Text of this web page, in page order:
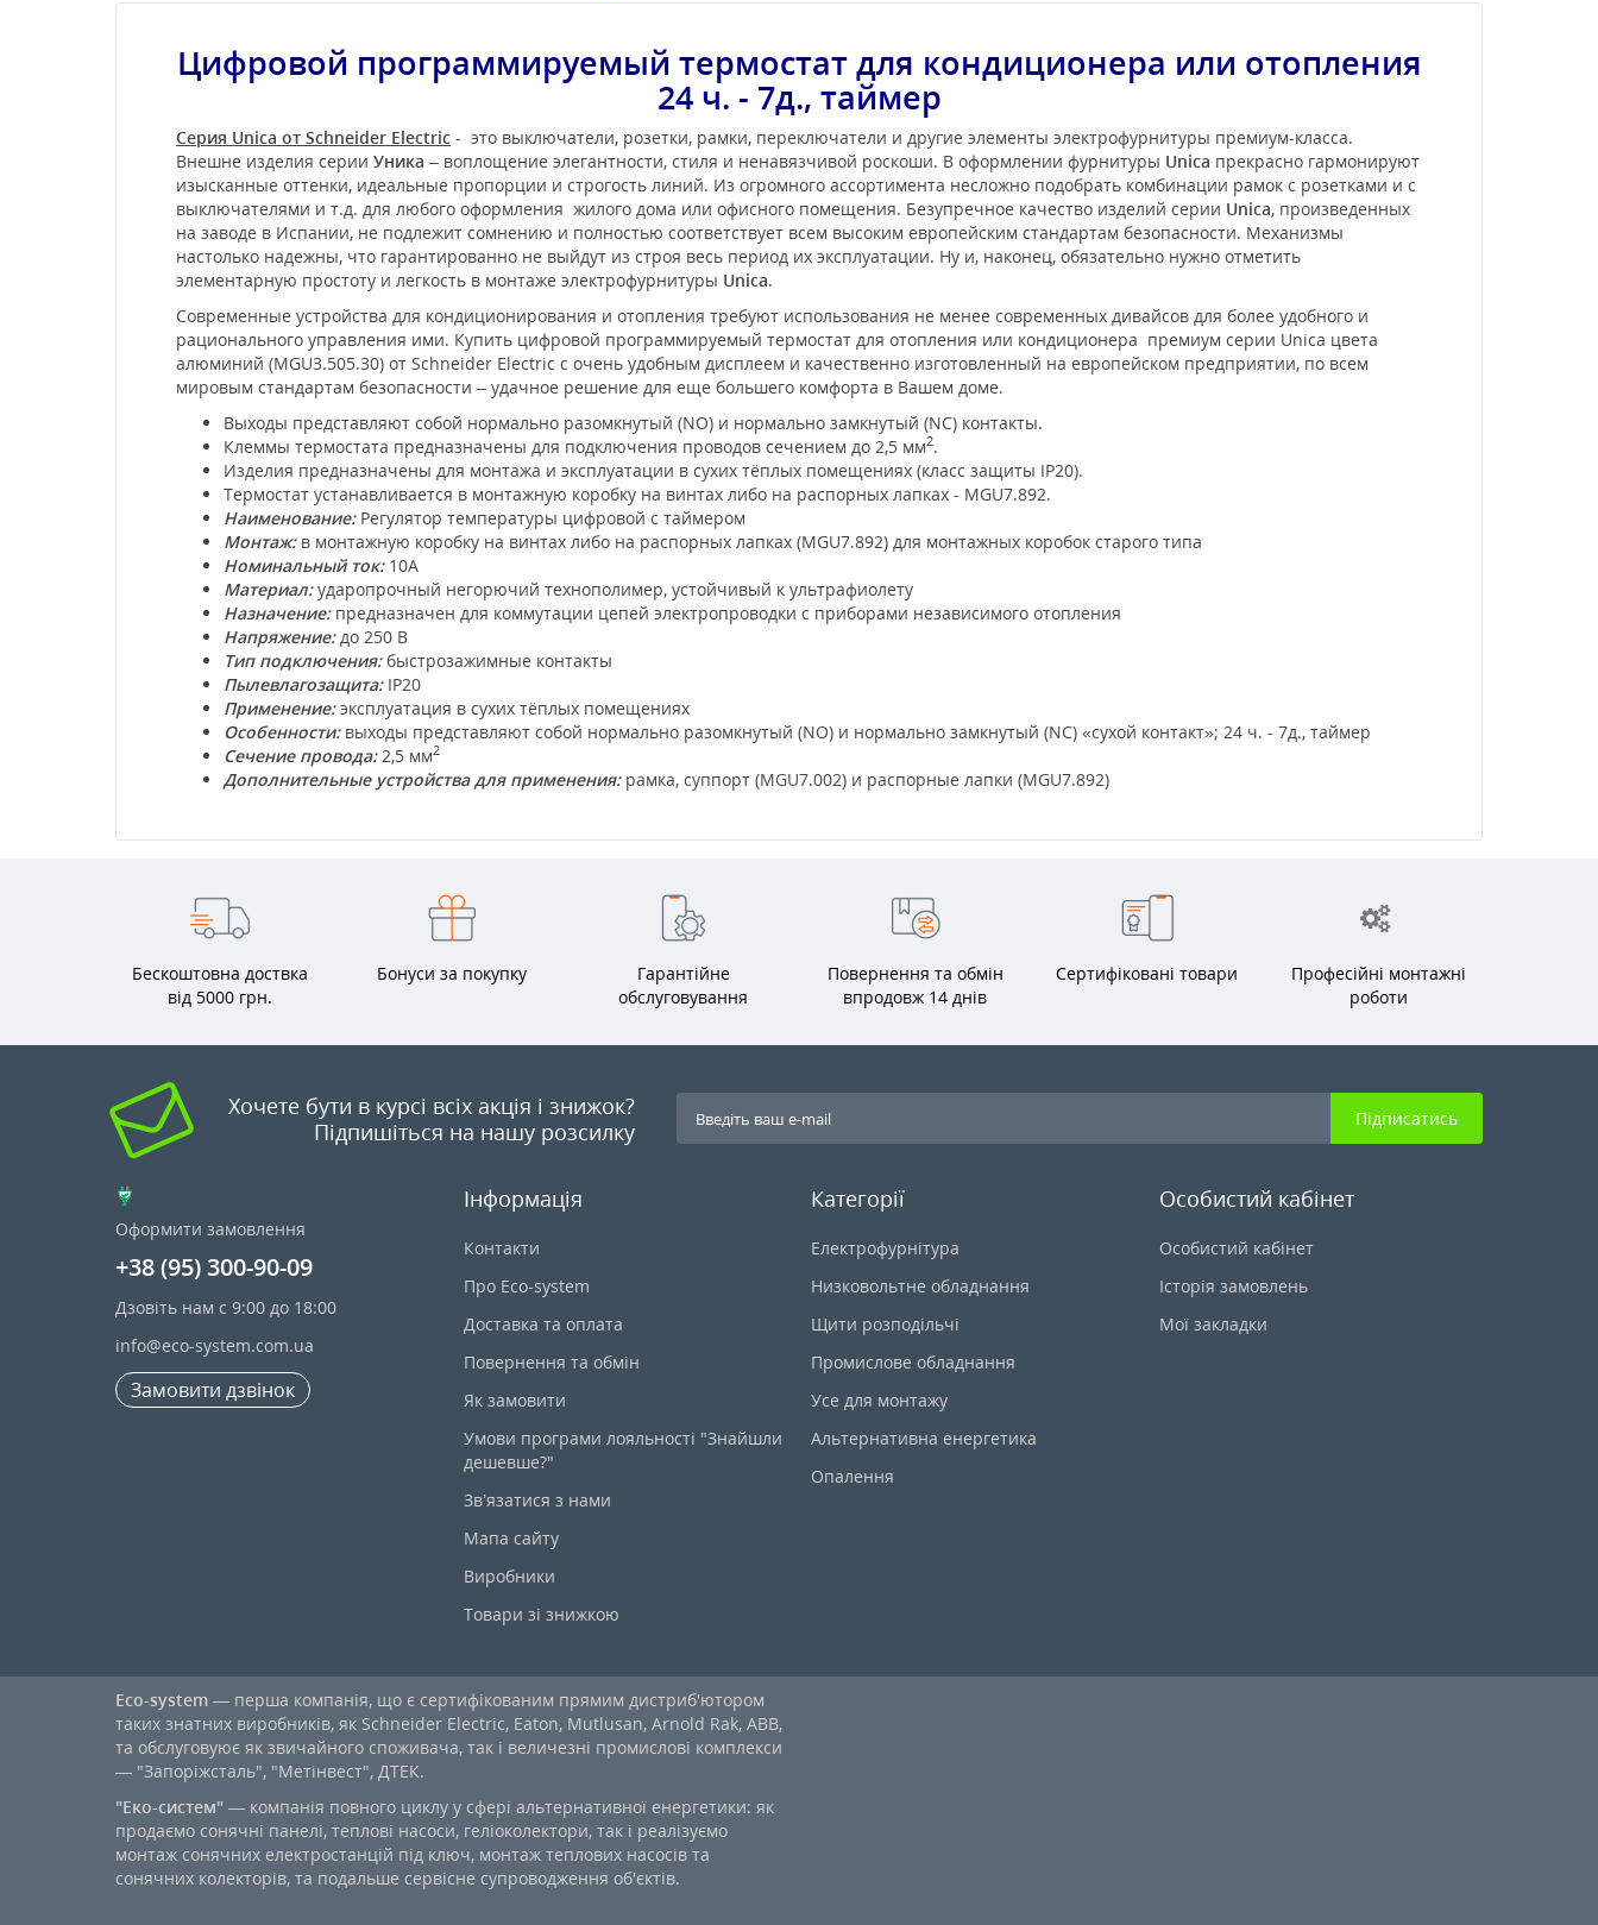
Цифровой программируемый термостат для кондиционера или отопления
24 ч. - 7д., таймер
Серия Unica от Schneider Electric - это выключатели, розетки, рамки, переключатели и другие элементы электрофурнитуры премиум-класса.
Внешне изделия серии Уника – воплощение элегантности, стиля и ненавязчивой роскоши. В оформлении фурнитуры Unica прекрасно гармонируют
изысканные оттенки, идеальные пропорции и строгость линий. Из огромного ассортимента несложно подобрать комбинации рамок с розетками и с
выключателями и т.д. для любого оформления жилого дома или офисного помещения. Безупречное качество изделий серии Unica, произведенных
на заводе в Испании, не подлежит сомнению и полностью соответствует всем высоким европейским стандартам безопасности. Механизмы
настолько надежны, что гарантированно не выйдут из строя весь период их эксплуатации. Ну и, наконец, обязательно нужно отметить
элементарную простоту и легкость в монтаже электрофурнитуры Unica.
Современные устройства для кондиционирования и отопления требуют использования не менее современных дивайсов для более удобного и
рационального управления ими. Купить цифровой программируемый термостат для отопления или кондиционера премиум серии Unica цвета
алюминий (MGU3.505.30) от Schneider Electric с очень удобным дисплеем и качественно изготовленный на европейском предприятии, по всем
мировым стандартам безопасности – удачное решение для еще большего комфорта в Вашем доме.
Выходы представляют собой нормально разомкнутый (NO) и нормально замкнутый (NC) контакты.
Клеммы термостата предназначены для подключения проводов сечением до 2,5 мм2.
Изделия предназначены для монтажа и эксплуатации в сухих тёплых помещениях (класс защиты IP20).
Термостат устанавливается в монтажную коробку на винтах либо на распорных лапках - MGU7.892.
Наименование:Регулятор температуры цифровой с таймером
Монтаж:в монтажную коробку на винтах либо на распорных лапках (MGU7.892) для монтажных коробок старого типа
Номинальный ток:10А
Материал:ударопрочный негорючий технополимер, устойчивый к ультрафиолету
Назначение:предназначен для коммутации цепей электропроводки с приборами независимого отопления
Напряжение:до 250 В
Тип подключения:быстрозажимные контакты
Пылевлагозащита:IP20
Применение:эксплуатация в сухих тёплых помещениях
Особенности:выходы представляют собой нормально разомкнутый (NO) и нормально замкнутый (NC) «сухой контакт»; 24 ч. - 7д., таймер
Сечение провода:2,5 мм2
Дополнительные устройства для применения:рамка, суппорт (MGU7.002) и распорные лапки (MGU7.892)
Бескоштовна доствка
від 5000 грн.
Бонуси за покупку
Гарантійне
обслуговування
Повернення та обмін
впродовж 14 днів
Сертифіковані товари
Професійні монтажні
роботи
Хочете бути в курсі всіх акція і знижок?
Підпишіться на нашу розсилку
Підписатись
Оформити замовлення
+38 (95) 300-90-09
Дзовіть нам с 9:00 до 18:00
info@eco-system.com.ua
Замовити дзвінок
Інформація
Контакти
Про Eco-system
Доставка та оплата
Повернення та обмін
Як замовити
Умови програми лояльності "Знайшли
дешевше?"
Зв’язатися з нами
Мапа сайту
Виробники
Товари зі знижкою
Категорії
Електрофурнітура
Низковольтне обладнання
Щити розподільчі
Промислове обладнання
Усе для монтажу
Альтернативна енергетика
Опалення
Особистий кабінет
Особистий кабінет
Історія замовлень
Мої закладки
Eco-system — перша компанія, що є сертифікованим прямим дистриб'ютором
таких знатних виробників, як Schneider Electric, Eaton, Mutlusan, Arnold Rak, ABB,
та обслуговуює як звичайного споживача, так і величезні промислові комплекси
— "Запоріжсталь", "Метінвест", ДТЕК.
"Еко-систем" — компанія повного циклу у сфері альтернативної енергетики: як
продаємо сонячні панелі, теплові насоси, геліоколектори, так і реалізуємо
монтаж сонячних електростанцій під ключ, монтаж теплових насосів та
сонячних колекторів, та подальше сервісне супроводження об'єктів.